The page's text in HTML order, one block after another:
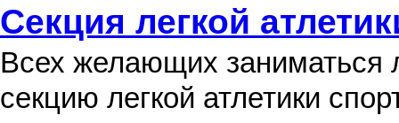
Секция легкой
Всех желающих заниматься
секцию легкой атлетики